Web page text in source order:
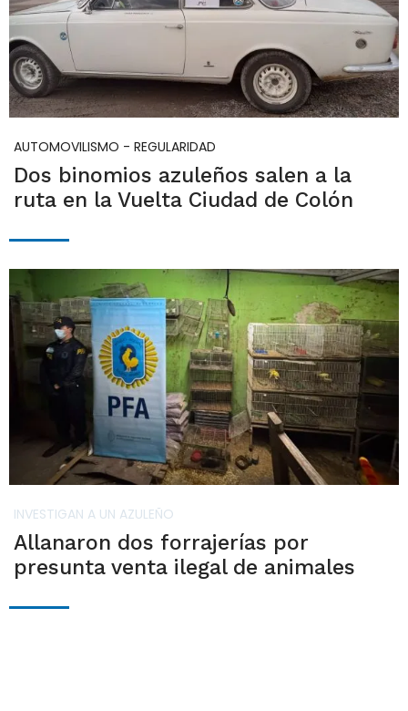
AUTOMOVILISMO - REGULARIDAD
Dos binomios azuleños salen a la
ruta en la Vuelta Ciudad de Colón
INVESTIGAN A UN AZULEÑO
Allanaron dos forrajerías por
presunta venta ilegal de animales